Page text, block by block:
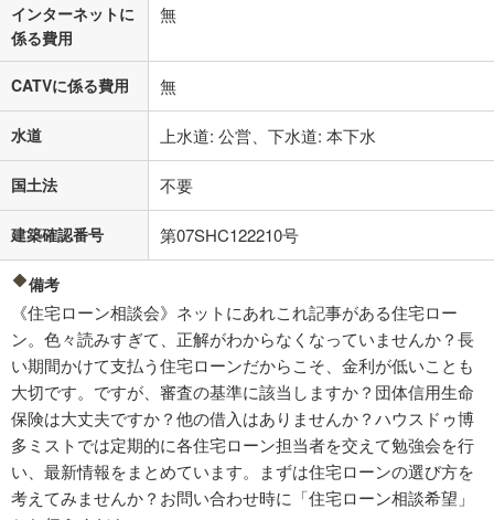
インターネットに
係る費用
無
CATVに係る費用 無
水道 上水道: 公営、下水道: 本下水
国土法 不要
建築確認番号 第07SHC122210号
備考
《住宅ローン相談会》ネットにあれこれ記事がある住宅ロー
ン。色々読みすぎて、正解がわからなくなっていませんか？長
い期間かけて支払う住宅ローンだからこそ、金利が低いことも
大切です。ですが、審査の基準に該当しますか？団体信用生命
保険は大丈夫ですか？他の借入はありませんか？ハウスドゥ博
多ミストでは定期的に各住宅ローン担当者を交えて勉強会を行
い、最新情報をまとめています。まずは住宅ローンの選び方を
考えてみませんか？お問い合わせ時に「住宅ローン相談希望」